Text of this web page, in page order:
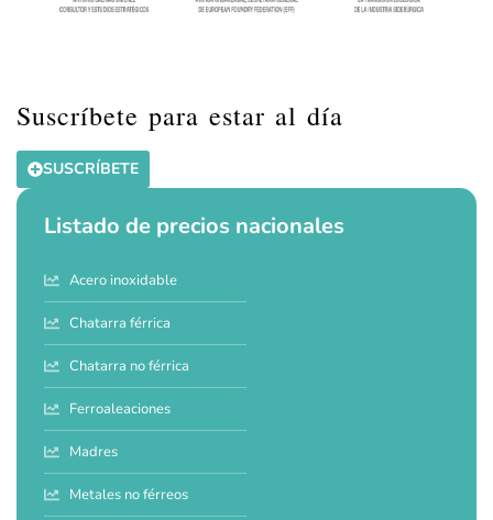
Suscríbete para estar al día
SUSCRÍBETE
Listado de precios nacionales
Acero inoxidable
Chatarra férrica
Chatarra no férrica
Ferroaleaciones
Madres
Metales no férreos